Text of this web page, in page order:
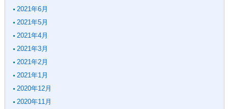
2021年6月
2021年5月
2021年4月
2021年3月
2021年2月
2021年1月
2020年12月
2020年11月